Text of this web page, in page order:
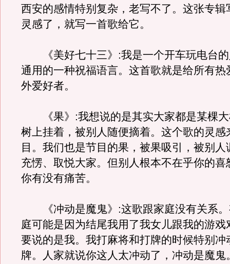
西安的感情特别复杂，老写不了。这张专辑
灵感了，就写一首歌给它。
《美好七十三》:我是一个开车玩电台的
通用的一种祝福语言。这首歌就是给所有热
外爱好者。
《果》:我想说的是其实大家都是某棵大
树上挂着，被别人随便摘着。这个歌的灵感
目。我们也是节目的果，被果吸引，被别人
充愣、取悦大家。但别人根本不在乎你的喜
你有没有痛苦。
《冲动是魔鬼》:这歌跟家庭没有关系。
庭可能是因为结尾我用了我女儿跟我的游戏
要说的是我。我打麻将和打牌的时候特别冲
牌。人家就说你这人太冲动了，冲动是魔鬼